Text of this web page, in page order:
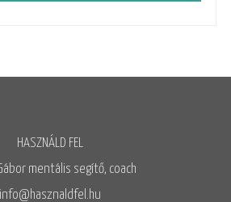
HASZNÁLD FEL
mentális segítő, coach
info@hasznaldfel.hu